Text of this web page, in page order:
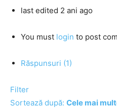
last edited 2 ani ago
You must login to post
Răspunsuri (1)
Filter
Sortează după: Cele mai